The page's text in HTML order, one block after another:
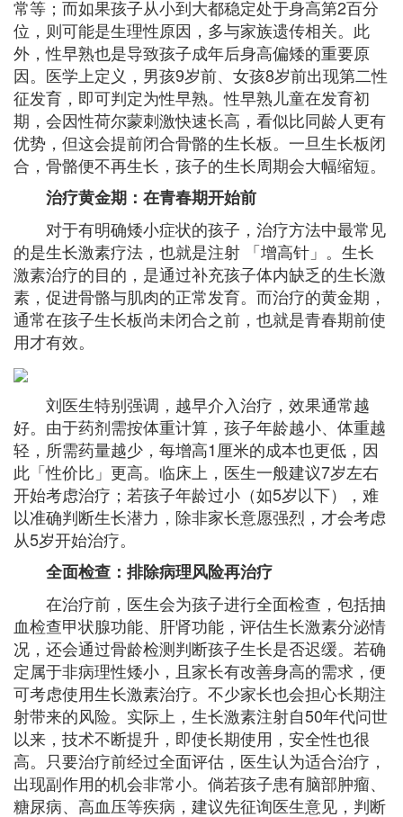
常等；而如果孩子从小到大都稳定处于身高第2百分
位，则可能是生理性原因，多与家族遗传相关。此
外，性早熟也是导致孩子成年后身高偏矮的重要原
因。医学上定义，男孩9岁前、女孩8岁前出现第二性
征发育，即可判定为性早熟。性早熟儿童在发育初
期，会因性荷尔蒙刺激快速长高，看似比同龄人更有
优势，但这会提前闭合骨骼的生长板。一旦生长板闭
合，骨骼便不再生长，孩子的生长周期会大幅缩短。
治疗黄金期：在青春期开始前
对于有明确矮小症状的孩子，治疗方法中最常见
的是生长激素疗法，也就是注射 「增高针」。生长
激素治疗的目的，是通过补充孩子体内缺乏的生长激
素，促进骨骼与肌肉的正常发育。而治疗的黄金期，
通常在孩子生长板尚未闭合之前，也就是青春期前使
用才有效。
刘医生特别强调，越早介入治疗，效果通常越
好。由于药剂需按体重计算，孩子年龄越小、体重越
轻，所需药量越少，每增高1厘米的成本也更低，因
此「性价比」更高。临床上，医生一般建议7岁左右
开始考虑治疗；若孩子年龄过小（如5岁以下），难
以准确判断生长潜力，除非家长意愿强烈，才会考虑
从5岁开始治疗。
全面检查：排除病理风险再治疗
在治疗前，医生会为孩子进行全面检查，包括抽
血检查甲状腺功能、肝肾功能，评估生长激素分泌情
况，还会通过骨龄检测判断孩子生长是否迟缓。若确
定属于非病理性矮小，且家长有改善身高的需求，便
可考虑使用生长激素治疗。不少家长也会担心长期注
射带来的风险。实际上，生长激素注射自50年代问世
以来，技术不断提升，即使长期使用，安全性也很
高。只要治疗前经过全面评估，医生认为适合治疗，
出现副作用的机会非常小。倘若孩子患有脑部肿瘤、
糖尿病、高血压等疾病，建议先征询医生意见，判断